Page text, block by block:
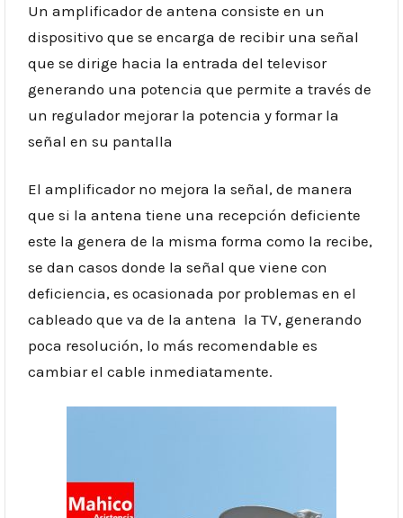
Un amplificador de antena consiste en un
dispositivo que se encarga de recibir una señal
que se dirige hacia la entrada del televisor
generando una potencia que permite a través de
un regulador mejorar la potencia y formar la
señal en su pantalla
El amplificador no mejora la señal, de manera
que si la antena tiene una recepción deficiente
este la genera de la misma forma como la recibe,
se dan casos donde la señal que viene con
deficiencia, es ocasionada por problemas en el
cableado que va de la antena la TV, generando
poca resolución, lo más recomendable es
cambiar el cable inmediatamente.